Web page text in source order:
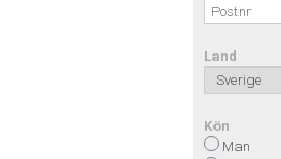
Land
Kön
Man